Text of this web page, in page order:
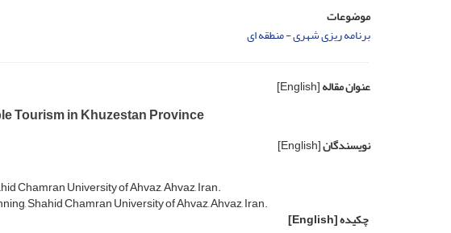
موضوعات
برنامه ریزی شهری - منطقه ای
عنوان مقاله[English]
Tourism in Khuzestan Province
نویسندگان[English]
Chamran University of Ahvaz, Ahvaz, Iran.
Shahid Chamran University of Ahvaz, Ahvaz, Iran.
چکیده[English]